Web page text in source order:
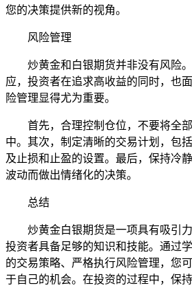
您的决策提供新的视角。
风险管理
炒黄金和白银期货并非没有风险
应，投资者在追求高收益的同时，也
险管理显得尤为重要。
首先，合理控制仓位，不要将全
中。其次，制定清晰的交易计划，包
及止损和止盈的设置。最后，保持冷
波动而做出情绪化的决策。
总结
炒黄金白银期货是一项具有吸引
投资者具备足够的知识和技能。通过
的交易策略、严格执行风险管理，您
于自己的机会。在投资的过程中，保